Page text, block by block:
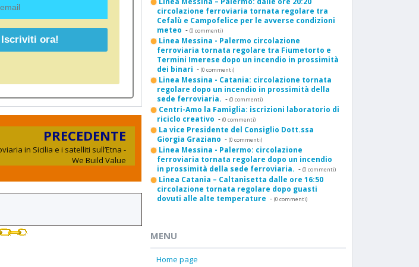
PRECEDENTE
in Sicilia e i satelliti sull’Etna -
We Build Value
circolazione ferroviaria tornata regolare tra
Cefalù e Campofelice per le avverse condizioni
meteo - (0 commenti)
Linea Messina - Palermo circolazione
ferroviaria tornata regolare tra Fiumetorto e
Termini Imerese dopo un incendio in prossimità
dei binari - (0 commenti)
Linea Messina - Catania: circolazione tornata
regolare dopo un incendio in prossimità della
sede ferroviaria. - (0 commenti)
Centri-Amo la Famiglia: iscrizioni laboratorio di
riciclo creativo - (0 commenti)
La vice Presidente del Consiglio Dott.ssa
Giorgia Graziano - (0 commenti)
Linea Messina - Palermo: circolazione
ferroviaria tornata regolare dopo un incendio
in prossimità della sede ferroviaria. - (0 commenti)
Linea Catania – Caltanisetta dalle ore 16:50
circolazione tornata regolare dopo guasti
dovuti alle alte temperature - (0 commenti)
MENU
Home page